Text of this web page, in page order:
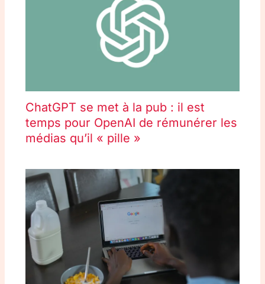
ChatGPT se met à la pub : il est
temps pour OpenAI de rémunérer les
médias qu’il « pille »